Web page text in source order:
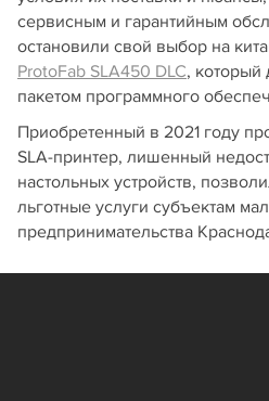
сервисным и гарантийным
остановили свой выбор на
ProtoFab SLA450 DLC, который
пакетом программного
Приобретенный в 2021 году
SLA‑принтер, лишенный
настольных устройств,
льготные услуги субъектам
предпринимательства